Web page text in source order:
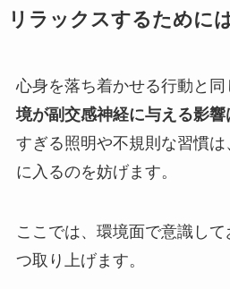
リラックスするために
心身を落ち着かせる行動と同
境が副交感神経に与える影響
すぎる照明や不規則な習慣
に入るのを妨げます。
ここでは、環境面で意識し
つ取り上げます。